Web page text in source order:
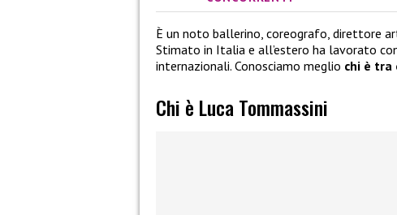
È un noto ballerino, coreografo, direttore
Stimato in Italia e all’estero ha lavorato
internazionali. Conosciamo meglio chi è tra
Chi è Luca Tommassini